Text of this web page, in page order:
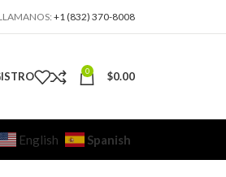
+1 (832) 370-8008
0 $0.00
English Spanish